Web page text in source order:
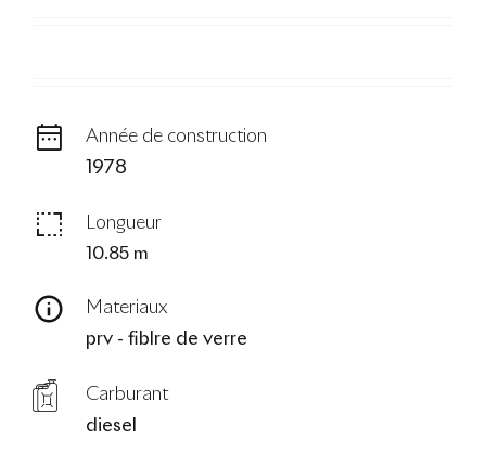
Année de construction
1978
Longueur
10.85 m
Materiaux
prv - fiblre de verre
Carburant
diesel